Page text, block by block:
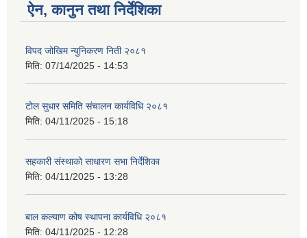
ऐन, कानुन तथा निर्देशिका
विपद जोखिम न्युनिकरण निती २०८१
मिति: 07/14/2025 - 14:53
टोल सुधार समिति संचालन कार्यविधि २०८१
मिति: 04/11/2025 - 15:18
सहकारी संस्थाको साधारण सभा निर्देशिका
मिति: 04/11/2025 - 13:28
बाल कल्याण कोष स्थापना कार्यविधि २०८१
मिति: 04/11/2025 - 12:28